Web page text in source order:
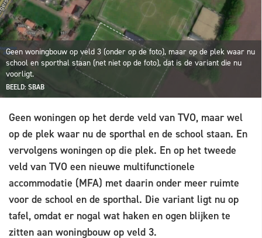
Geen woningbouw op veld 3 (onder op de foto), maar op de plek waar nu
school en sporthal staan (net niet op de foto), dat is de variant die nu
voorligt.
BEELD: SBAB
Geen woningen op het derde veld van TVO, maar wel
op de plek waar nu de sporthal en de school staan. En
vervolgens woningen op die plek. En op het tweede
veld van TVO een nieuwe multifunctionele
accommodatie (MFA) met daarin onder meer ruimte
voor de school en de sporthal. Die variant ligt nu op
tafel, omdat er nogal wat haken en ogen blijken te
zitten aan woningbouw op veld 3.